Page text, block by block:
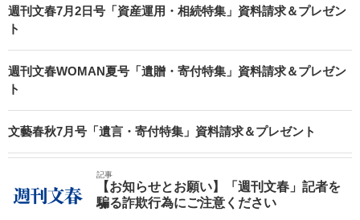
週刊文春7月2日号「資産運用・相続特集」資料請求＆プレゼン
ト
週刊文春WOMAN夏号「遺贈・寄付特集」資料請求＆プレゼン
ト
文藝春秋7月号「遺言・寄付特集」資料請求＆プレゼント
記事
【お知らせとお願い】「週刊文春」記者を
騙る詐欺行為にご注意ください